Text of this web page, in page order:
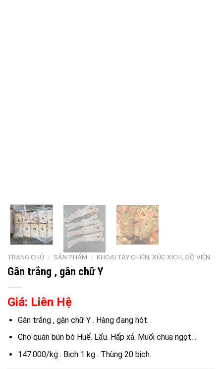
TRANG CHỦ / SẢN PHẨM / KHOAI TÂY CHIÊN, XÚC XÍCH, ĐỒ VIÊN
Gân trắng , gân chữ Y
Giá: Liên Hệ
Gân trắng , gân chữ Y . Hàng đang hót.
Cho quán bún bò Huế. Lẩu. Hấp xả. Muối chua ngọt…
147.000/kg . Bịch 1 kg . Thùng 20 bịch.